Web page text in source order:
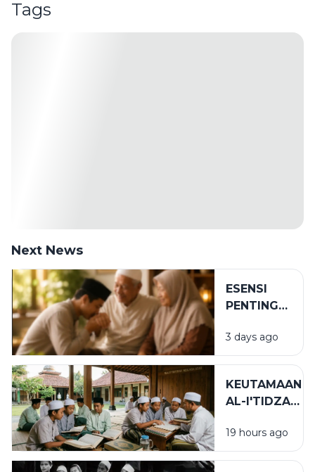
Tags
Next News
ESENSI
PENTING
BIRRUL
WALIDAIN
3 days ago
KEUTAMAAN
AL-I'TIDZAR
AFWU
DALAM
19 hours ago